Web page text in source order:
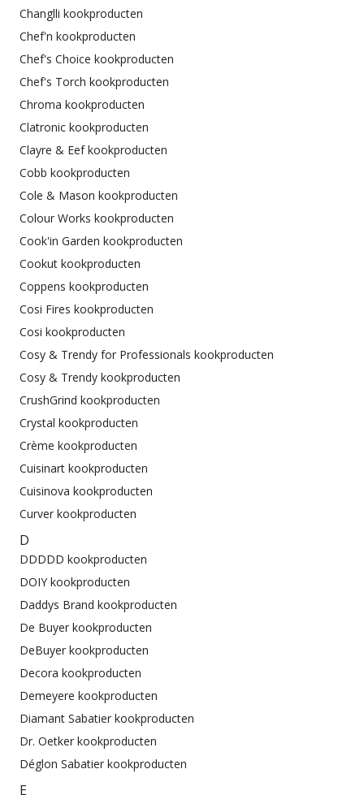
Changlli kookproducten
Chef'n kookproducten
Chef's Choice kookproducten
Chef's Torch kookproducten
Chroma kookproducten
Clatronic kookproducten
Clayre & Eef kookproducten
Cobb kookproducten
Cole & Mason kookproducten
Colour Works kookproducten
Cook'in Garden kookproducten
Cookut kookproducten
Coppens kookproducten
Cosi Fires kookproducten
Cosi kookproducten
Cosy & Trendy for Professionals kookproducten
Cosy & Trendy kookproducten
CrushGrind kookproducten
Crystal kookproducten
Crème kookproducten
Cuisinart kookproducten
Cuisinova kookproducten
Curver kookproducten
D
DDDDD kookproducten
DOIY kookproducten
Daddys Brand kookproducten
De Buyer kookproducten
DeBuyer kookproducten
Decora kookproducten
Demeyere kookproducten
Diamant Sabatier kookproducten
Dr. Oetker kookproducten
Déglon Sabatier kookproducten
E